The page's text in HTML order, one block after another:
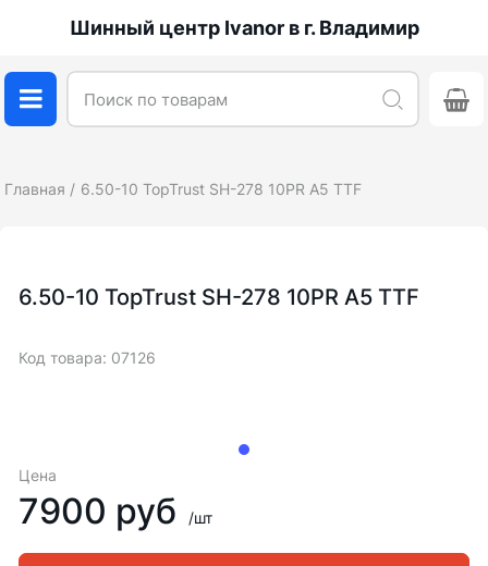
Шинный центр Ivanor в г. Владимир
Главная 6.50-10 TopTrust SH-278 10PR A5 TTF
Цена
7900 руб /шт
6.50-10 TopTrust SH-278 10PR A5 TTF
Код товара: 07126